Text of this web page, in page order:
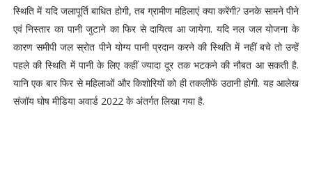
स्थिति में यदि जलापूर्ति बाधित होगी, तब ग्रामीण महिलाएं क्या करेंगी? उनके सामने पीने
एवं निस्तार का पानी जुटाने का फिर से दायित्व आ जायेगा. यदि नल जल योजना के
कारण समीपी जल स्रोत पीने योग्य पानी प्रदान करने की स्थिति में नहीं बचे तो उन्हें
पहले की स्थिति में पानी के लिए कहीं ज्यादा दूर तक भटकने की नौबत आ सकती है.
यानि एक बार फिर से महिलाओं और किशोरियों को ही तकलीफें उठानी होगी. यह आलेख
संजॉय घोष मीडिया अवार्ड 2022 के अंतर्गत लिखा गया है.